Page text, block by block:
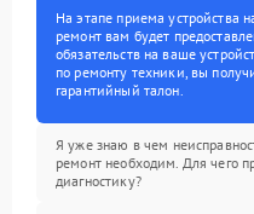
На этапе приема устройства
ремонт вам будет
обязательств на ваше
по ремонту техники, вы
гарантийный талон.
Я уже знаю в чем
ремонт необходим. Для чего
диагностику?